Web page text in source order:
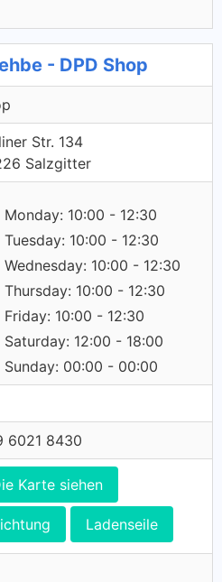
- DPD Shop
Str. 134
Salzgitter
Monday: 10:00 - 12:30
Tuesday: 10:00 - 12:30
Wednesday: 10:00 - 12:30
Thursday: 10:00 - 12:30
Friday: 10:00 - 12:30
Saturday: 12:00 - 18:00
Sunday: 00:00 - 00:00
6021 8430
Karte siehen
Ladenseile